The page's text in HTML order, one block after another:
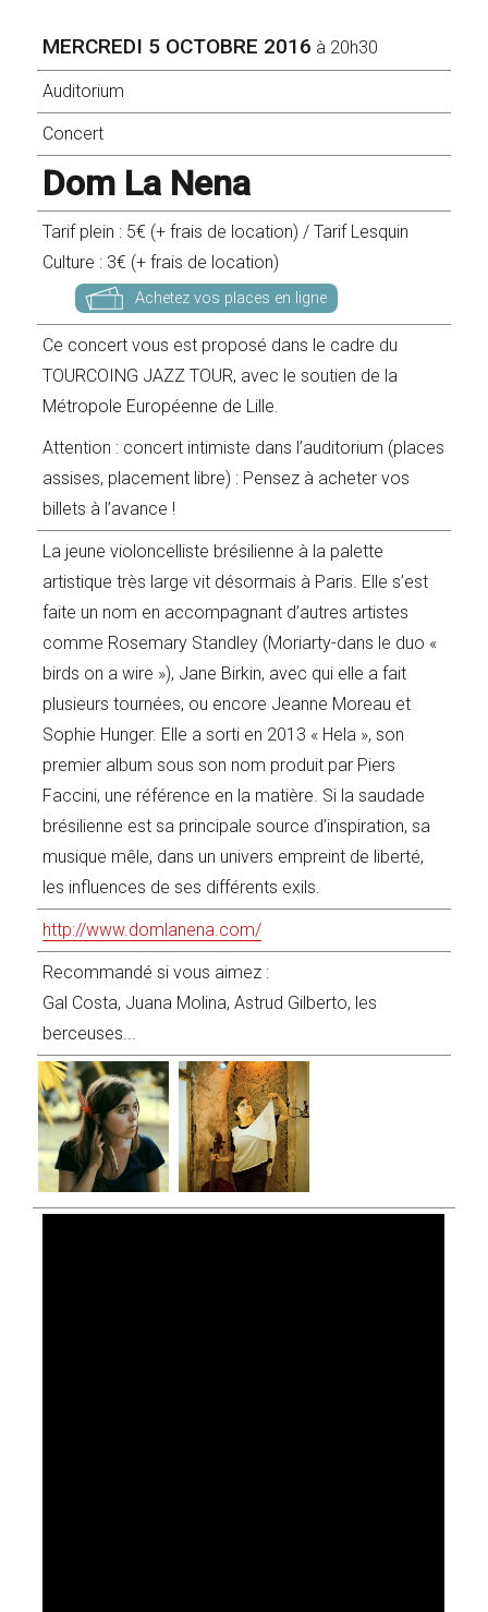
MERCREDI 5 OCTOBRE 2016 à 20h30
Auditorium
Concert
Dom La Nena
Tarif plein : 5€ (+ frais de location) / Tarif Lesquin
Culture : 3€ (+ frais de location)
Achetez vos places en ligne
Ce concert vous est proposé dans le cadre du
TOURCOING JAZZ TOUR, avec le soutien de la
Métropole Européenne de Lille.
Attention : concert intimiste dans l’auditorium (places
assises, placement libre) : Pensez à acheter vos
billets à l’avance !
La jeune violoncelliste brésilienne à la palette
artistique très large vit désormais à Paris. Elle s’est
faite un nom en accompagnant d’autres artistes
comme Rosemary Standley (Moriarty-dans le duo «
birds on a wire »), Jane Birkin, avec qui elle a fait
plusieurs tournées, ou encore Jeanne Moreau et
Sophie Hunger. Elle a sorti en 2013 « Hela », son
premier album sous son nom produit par Piers
Faccini, une référence en la matière. Si la saudade
brésilienne est sa principale source d’inspiration, sa
musique mêle, dans un univers empreint de liberté,
les influences de ses différents exils.
http://www.domlanena.com/
Recommandé si vous aimez :
Gal Costa, Juana Molina, Astrud Gilberto, les
berceuses...